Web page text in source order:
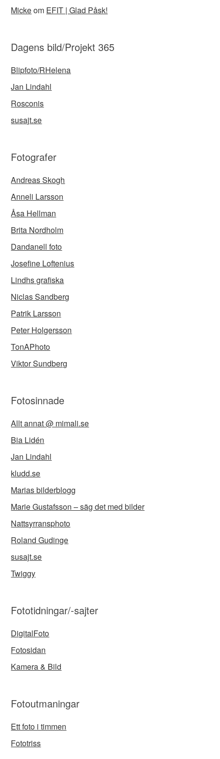
Mickeom EFIT | Glad Påsk!
Dagens bild/Projekt 365
Blipfoto/RHelena
Jan Lindahl
Rosconis
susajt.se
Fotografer
Andreas Skogh
Anneli Larsson
Åsa Hellman
Brita Nordholm
Dandanell foto
Josefine Loftenius
Lindhs grafiska
Niclas Sandberg
Patrik Larsson
Peter Holgersson
TonAPhoto
Viktor Sundberg
Fotosinnade
Allt annat @ mimali.se
Bia Lidén
Jan Lindahl
kludd.se
Marias bilderblogg
Marie Gustafsson – säg det med bilder
Nattsyrransphoto
Roland Gudinge
susajt.se
Twiggy
Fototidningar/-sajter
DigitalFoto
Fotosidan
Kamera & Bild
Fotoutmaningar
Ett foto i timmen
Fototriss